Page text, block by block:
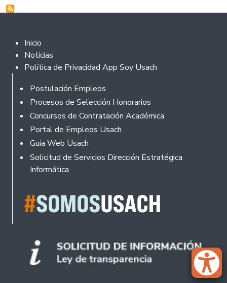
Footer 2
Inicio
Noticias
Política de Privacidad App Soy Usach
Rodapé
Postulación Empleos
Procesos de Selección Honorarios
Concursos de Contratación Académica
Portal de Empleos Usach
Guía Web Usach
Solicitud de Servicios Dirección Estratégica
Informática